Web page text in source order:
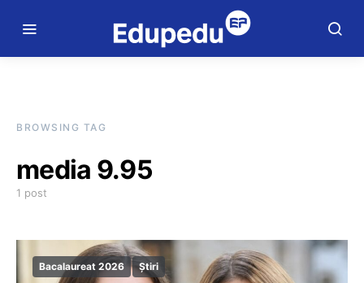
BROWSING TAG
media 9.95
1 post
Bacalaureat 2026 Știri